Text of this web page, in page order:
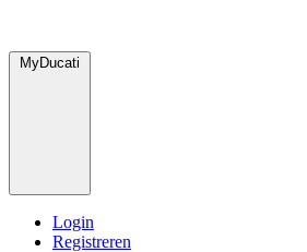
MyDucati
Login
Registreren